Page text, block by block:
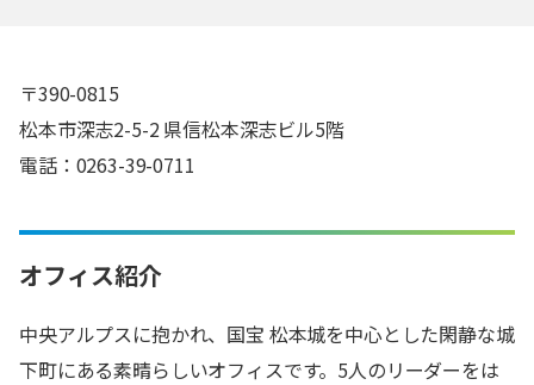
〒390-0815
松本市深志2-5-2 県信松本深志ビル5階
電話：0263-39-0711
オフィス紹介
中央アルプスに抱かれ、国宝 松本城を中心とした閑静な城
下町にある素晴らしいオフィスです。5人のリーダーをは